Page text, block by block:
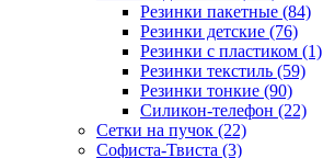
Резинки пакетные (84)
Резинки детские (76)
Резинки с пластиком (1)
Резинки текстиль (59)
Резинки тонкие (90)
Силикон-телефон (22)
Сетки на пучок (22)
Софиста-Твиста (3)